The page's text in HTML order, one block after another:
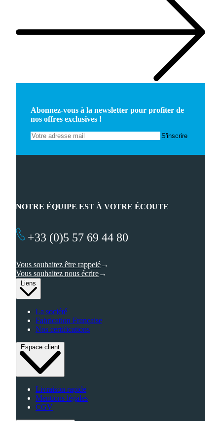
Abonnez-vous à la newsletter pour profiter de
nos offres exclusives !
Liens
La société
Fabrication Française
Nos certifications
Espace client
Livraison rapide
Mentions légales
CGV
NOTRE ÉQUIPE EST À VOTRE ÉCOUTE
+33 (0)5 57 69 44 80
Vous souhaitez être rappelé
Vous souhaitez nous écrire